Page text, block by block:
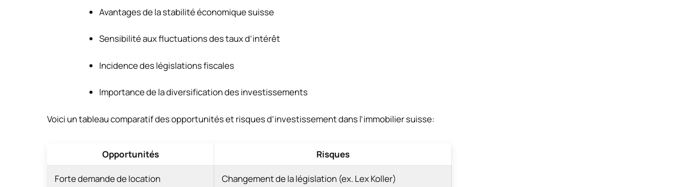
Avantages de la stabilité économique suisse
Sensibilité aux fluctuations des taux d’intérêt
Incidence des législations fiscales
Importance de la diversification des investissements
Voici un tableau comparatif des opportunités et risques d’investissement dans l’immobilier suisse:
Opportunités Risques
Forte demande de location Changement de la législation (ex. Lex Koller)